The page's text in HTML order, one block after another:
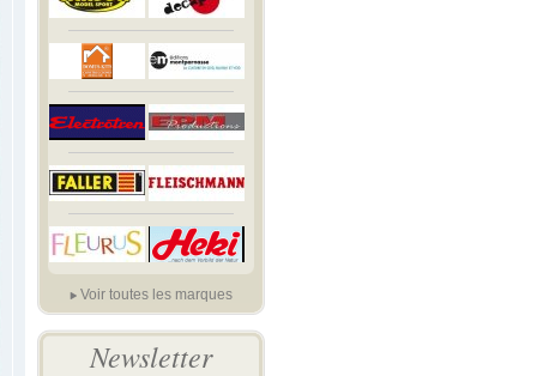
Voir toutes les marques
Newsletter